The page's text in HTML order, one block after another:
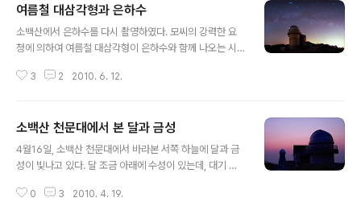
여름철 대삼각형과 은하수
소백산에서 은하수를 다시 촬영하였다. 모씨의 강력한 요
청에 의하여 여름철 대삼각형이 은하수와 함께 나오는 시
고도가 낮다. 찍을 때마다 느끼는 거지만 남쪽 영주의 불빛
자리 깔고 밤하늘을 이불삼아 누웠더니 별이 쏟아진다. 그
리고 인공위성이 그렇게 많은 줄 처음 알았다. 6등급 이상
만 해도 수십 개라고 한다. 그날 별똥별보다 인공위성을 더
사족같다.
3 2 2010. 6. 12.
소백산 천문대에서 본 달과 금성
4월16일, 소백산 천문대에서 바라본 서쪽 하늘에 달과 금
성이 빛나고 있다. 달 조금 아래에 수성이 있는데, 대기 상
렇다.
0 3 2010. 4. 19.